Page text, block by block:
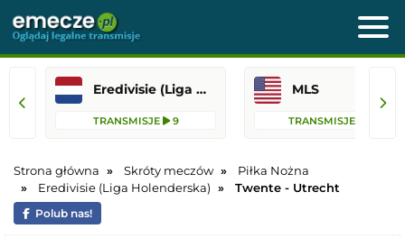
Eredivisie (Liga Holenderska)
TRANSMISJE 9
MLS
TRANSMISJE
Strona główna Skróty meczów
Piłka Nożna
Eredivisie (Liga Holenderska)
Twente - Utrecht
Polub nas!